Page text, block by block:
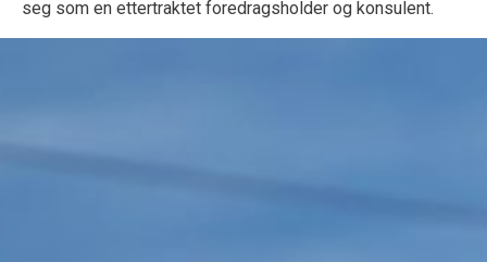
seg som en ettertraktet foredragsholder og konsulent.